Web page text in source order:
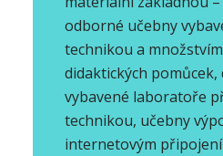
odborné učebny
technikou a
didaktických pomůcek,
vybavené laboratoře
technikou, učebny
internetovým